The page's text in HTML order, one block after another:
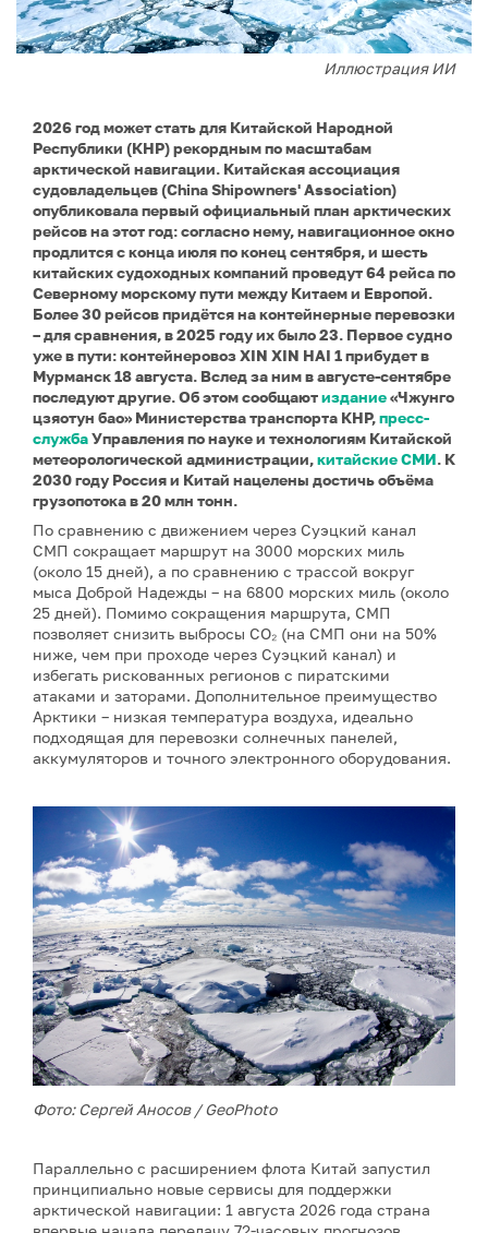
Иллюстрация ИИ
2026 год может стать для Китайской Народной
Республики (КНР) рекордным по масштабам
арктической навигации. Китайская ассоциация
судовладельцев (China Shipowners' Association)
опубликовала первый официальный план арктических
рейсов на этот год: согласно нему, навигационное окно
продлится с конца июля по конец сентября, и шесть
китайских судоходных компаний проведут 64 рейса по
Северному морскому пути между Китаем и Европой.
Более 30 рейсов придётся на контейнерные перевозки
– для сравнения, в 2025 году их было 23. Первое судно
уже в пути: контейнеровоз XIN XIN HAI 1 прибудет в
Мурманск 18 августа. Вслед за ним в августе-сентябре
последуют другие. Об этом сообщаютиздание«Чжунго
цзяотун бао» Министерства транспорта КНР,пресс-
службаУправления по науке и технологиям Китайской
метеорологической администрации,китайские СМИ. К
2030 году Россия и Китай нацелены достичь объёма
грузопотока в 20 млн тонн.
По сравнению с движением через Суэцкий канал
СМП сокращает маршрут на 3000 морских миль
(около 15 дней), а по сравнению с трассой вокруг
мыса Доброй Надежды – на 6800 морских миль (около
25 дней). Помимо сокращения маршрута, СМП
позволяет снизить выбросы CO₂ (на СМП они на 50%
ниже, чем при проходе через Суэцкий канал) и
избегать рискованных регионов с пиратскими
атаками и заторами. Дополнительное преимущество
Арктики – низкая температура воздуха, идеально
подходящая для перевозки солнечных панелей,
аккумуляторов и точного электронного оборудования.
Фото: Сергей Аносов / GeoPhoto
Параллельно с расширением флота Китай запустил
принципиально новые сервисы для поддержки
арктической навигации: 1 августа 2026 года страна